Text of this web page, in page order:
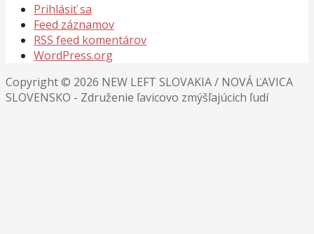
Prihlásiť sa
Feed záznamov
RSS feed komentárov
WordPress.org
Copyright © 2026 NEW LEFT SLOVAKIA / NOVÁ ĽAVICA
SLOVENSKO - Združenie ľavicovo zmýšľajúcich ľudí